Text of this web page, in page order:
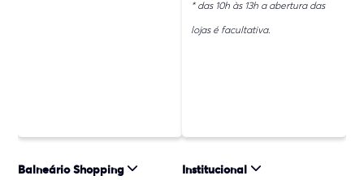
* das 10h às 13h a abertura das
lojas é facultativa.
Balneário Shopping Institucional